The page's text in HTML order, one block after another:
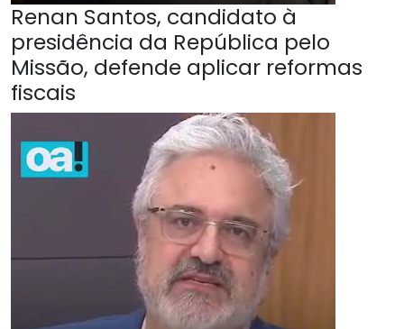
Renan Santos, candidato à
presidência da República pelo
Missão, defende aplicar reformas
fiscais